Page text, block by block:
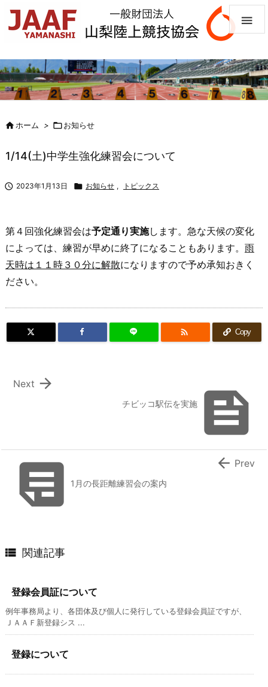

ホーム > お知らせ
1/14(土)中学生強化練習会について
 2023年1月13日  お知らせ , トピックス
第４回強化練習会は予定通り実施します。急な天候の変化
によっては、練習が早めに終了になることもあります。 雨
天時は１１時３０分に解散になりますので予め承知おきく
ださい。
 Copy

チビッコ駅伝を実施

Next
1月の長距離練習会の案内
 Prev
 関連記事
登録会員証について
例年事務局より、各団体及び個人に発行している登録会員証ですが、
ＪＡＡＦ新登録シス ...
登録について